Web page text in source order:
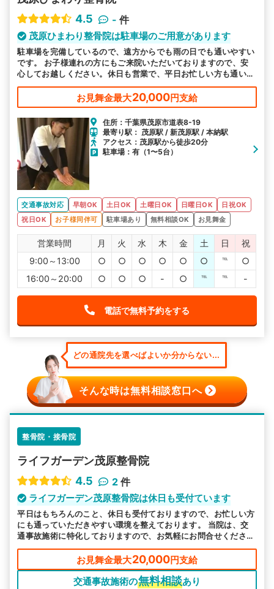
4.5
- 件
茂原ひまわり整骨院は駐車場のご用意があります
駐車場を完備しているので、遠方からでも雨の日でも通いやすい
です。 お子様連れの方にもご来院いただいておりますので、安
心してお越しください。休日も営業で、平日お忙しい方も通いや
すい環境をご用意しています。
お見舞金最大20,000円支給
住所：千葉県茂原市道表8-19
最寄り駅： 茂原駅 / 新茂原駅 / 本納駅
アクセス：茂原駅から徒歩20分
駐車場：有（1〜5台）
交通事故対応 早朝OK 土日OK 土曜日OK 日曜日OK
日祝OK
祝日OK
お子様同伴可 駐車場あり 無料相談OK お見舞金
営業時間 月 火 水 木 金 土 日
祝
9:00～13:00
○ ○ ○ ○ ○ ○ ℡
○
16:00～20:00
○ ○ ○ - ○ ℡ ℡ -
電話で無料予約をする
どの通院先を選べばよいか分からない...
そんな時は無料相談窓口へ
整骨院・接骨院
ライフガーデン茂原整骨院
4.5
2 件
ライフガーデン茂原整骨院は休日も受付ています
平日はもちろんのこと、休日も受付ておりますので、お忙しい方
にも通っていただきやすい環境を整えております。 当院は、交
通事故施術に特化しておりますので、お気軽にお問合せくださ
い。
お見舞金最大20,000円支給
交通事故施術の無料相談あり